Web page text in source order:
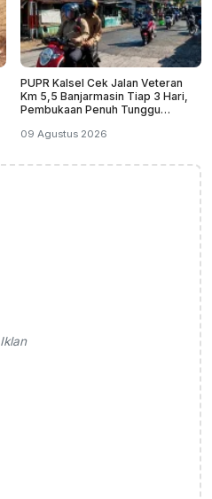
PUPR Kalsel Cek Jalan Veteran
Km 5,5 Banjarmasin Tiap 3 Hari,
Pembukaan Penuh Tunggu
09 Agustus 2026
Iklan